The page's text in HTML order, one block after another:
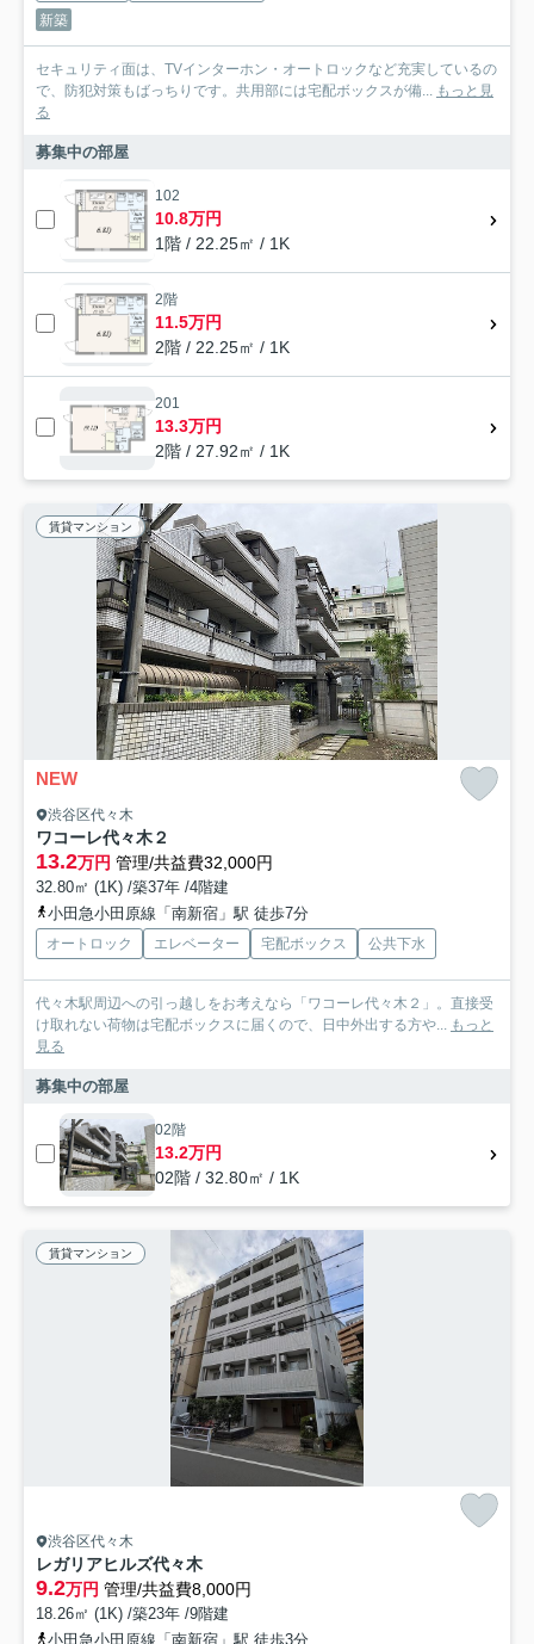
新築
セキュリティ面は、TVインターホン・オートロックなど充実しているの
で、防犯対策もばっちりです。共用部には宅配ボックスが備...
もっと見
る
募集中の部屋
102
10.8万円
1階 / 22.25㎡ / 1K
2階
11.5万円
2階 / 22.25㎡ / 1K
201
13.3万円
2階 / 27.92㎡ / 1K
賃貸マンション
NEW
渋谷区代々木
ワコーレ代々木２
13.2万円 管理/共益費32,000円
32.80㎡ (1K) /築37年 /4階建
小田急小田原線「南新宿」駅 徒歩7分
オートロック エレベーター 宅配ボックス 公共下水
代々木駅周辺への引っ越しをお考えなら「ワコーレ代々木２」。直接受
け取れない荷物は宅配ボックスに届くので、日中外出する方や...
もっと
見る
募集中の部屋
02階
13.2万円
02階 / 32.80㎡ / 1K
賃貸マンション
渋谷区代々木
レガリアヒルズ代々木
9.2万円 管理/共益費8,000円
18.26㎡ (1K) /築23年 /9階建
小田急小田原線「南新宿」駅 徒歩3分